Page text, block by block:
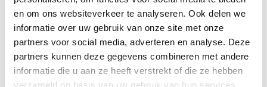
en om ons websiteverkeer te analyseren. Ook delen we
informatie over uw gebruik van onze site met onze
partners voor social media, adverteren en analyse. Deze
partners kunnen deze gegevens combineren met andere
informatie die u aan ze heeft verstrekt of die ze hebben
verzameld op basis van uw gebruik van hun services.
Een cederhouten frame, aluminium indeklijsten, gehard
glas
De kas is 3278mm breed, 4476mm lang en 3384mm